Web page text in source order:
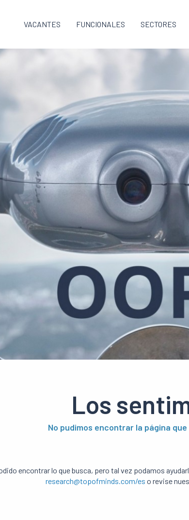
VACANTES FUNCIONALES SECTORES
Los
No pudimos encontrar la página
encontrar lo que busca, pero tal vez podamos
research@topofminds.com/es o revise